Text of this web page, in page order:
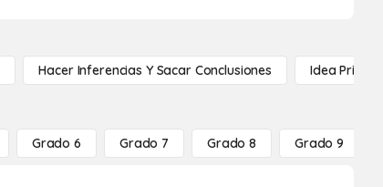
Hacer Inferencias Y Sacar Conclusiones Idea
Grado 6 Grado 7 Grado 8 Grado 9